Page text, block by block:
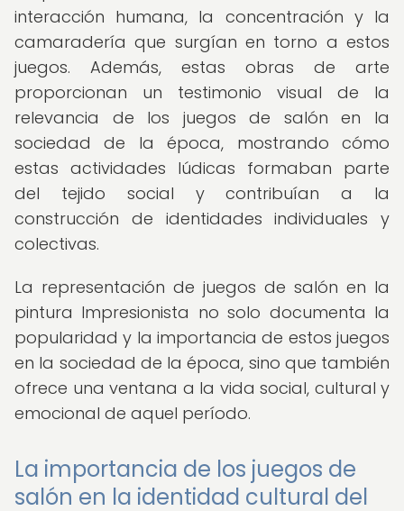
interacción humana, la concentración y la
camaradería que surgían en torno a estos
juegos. Además, estas obras de arte
proporcionan un testimonio visual de la
relevancia de los juegos de salón en la
sociedad de la época, mostrando cómo
estas actividades lúdicas formaban parte
del tejido social y contribuían a la
construcción de identidades individuales y
colectivas.
La representación de juegos de salón en la
pintura Impresionista no solo documenta la
popularidad y la importancia de estos juegos
en la sociedad de la época, sino que también
ofrece una ventana a la vida social, cultural y
emocional de aquel período.
La importancia de los juegos de
salón en la identidad cultural del